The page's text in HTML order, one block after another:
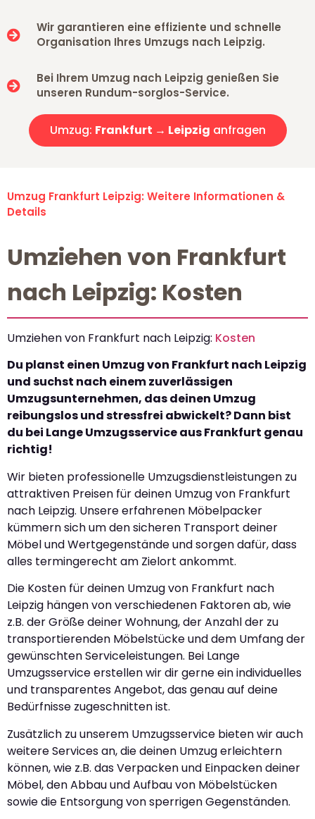
Wir garantieren eine effiziente und schnelle
Organisation Ihres Umzugs nach Leipzig.
Bei Ihrem Umzug nach Leipzig genießen Sie
unseren Rundum-sorglos-Service.
Umzug: Frankfurt → Leipzig anfragen
Umzug Frankfurt Leipzig: Weitere Informationen &
Details
Umziehen von Frankfurt
nach Leipzig: Kosten
Umziehen von Frankfurt nach Leipzig: Kosten
Du planst einen Umzug von Frankfurt nach Leipzig
und suchst nach einem zuverlässigen
Umzugsunternehmen, das deinen Umzug
reibungslos und stressfrei abwickelt? Dann bist
du bei Lange Umzugsservice aus Frankfurt genau
richtig!
Wir bieten professionelle Umzugsdienstleistungen zu
attraktiven Preisen für deinen Umzug von Frankfurt
nach Leipzig. Unsere erfahrenen Möbelpacker
kümmern sich um den sicheren Transport deiner
Möbel und Wertgegenstände und sorgen dafür, dass
alles termingerecht am Zielort ankommt.
Die Kosten für deinen Umzug von Frankfurt nach
Leipzig hängen von verschiedenen Faktoren ab, wie
z.B. der Größe deiner Wohnung, der Anzahl der zu
transportierenden Möbelstücke und dem Umfang der
gewünschten Serviceleistungen. Bei Lange
Umzugsservice erstellen wir dir gerne ein individuelles
und transparentes Angebot, das genau auf deine
Bedürfnisse zugeschnitten ist.
Zusätzlich zu unserem Umzugsservice bieten wir auch
weitere Services an, die deinen Umzug erleichtern
können, wie z.B. das Verpacken und Einpacken deiner
Möbel, den Abbau und Aufbau von Möbelstücken
sowie die Entsorgung von sperrigen Gegenständen.